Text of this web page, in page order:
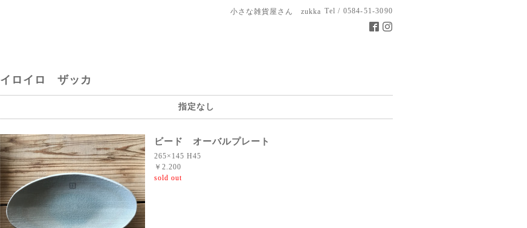
小さな雑貨屋さん zukka Tel / 0584-51-3090
イロイロ ザッカ
指定なし
ビード オーバルプレート
265×145 H45
￥2.200
sold out